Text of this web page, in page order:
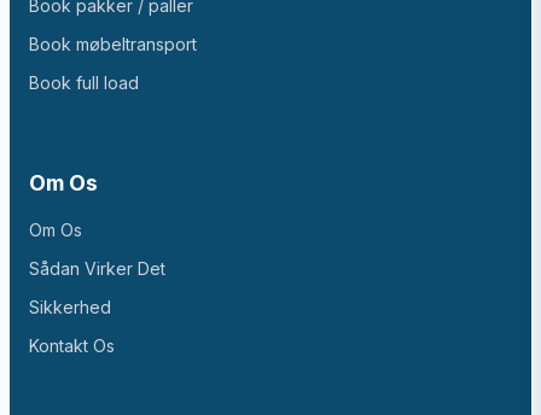
Book pakker / paller
Book møbeltransport
Book full load
Om Os
Om Os
Sådan Virker Det
Sikkerhed
Kontakt Os